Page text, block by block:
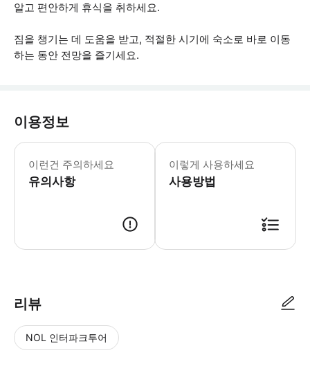
알고 편안하게 휴식을 취하세요.
짐을 챙기는 데 도움을 받고, 적절한 시기에 숙소로 바로 이동
하는 동안 전망을 즐기세요.
이용정보
이런건 주의하세요
유의사항
• 1인당 대형 가방 1개와 기내 반입
이렇게 사용하세요
사용방법
리뷰
NOL 인터파크투어